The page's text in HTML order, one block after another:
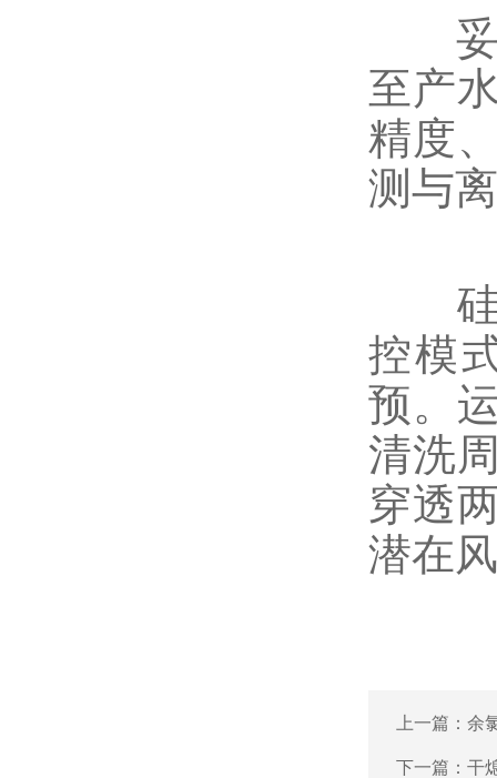
妥善
至产
精度
测与
硅
控模
预。
清洗
穿透
潜在
上一篇： 余
下一篇： 干